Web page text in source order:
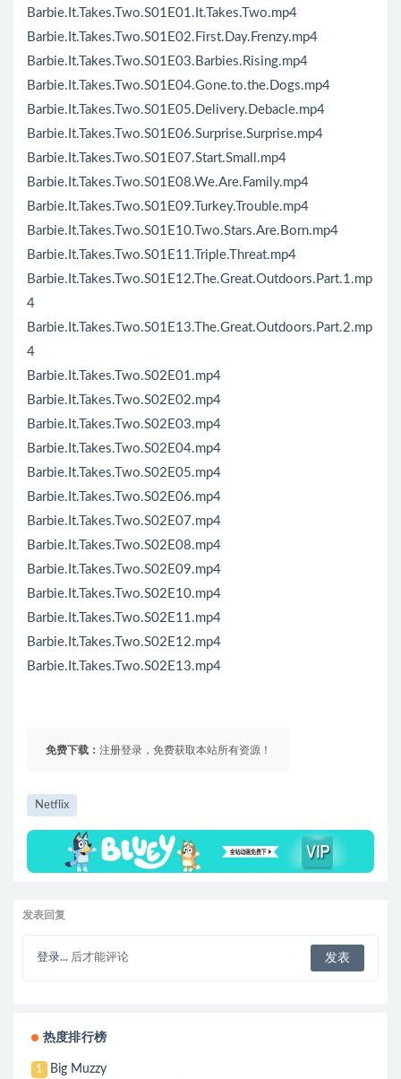
Barbie.It.Takes.Two.S01E01.It.Takes.Two.mp4
Barbie.It.Takes.Two.S01E02.First.Day.Frenzy.mp4
Barbie.It.Takes.Two.S01E03.Barbies.Rising.mp4
Barbie.It.Takes.Two.S01E04.Gone.to.the.Dogs.mp4
Barbie.It.Takes.Two.S01E05.Delivery.Debacle.mp4
Barbie.It.Takes.Two.S01E06.Surprise.Surprise.mp4
Barbie.It.Takes.Two.S01E07.Start.Small.mp4
Barbie.It.Takes.Two.S01E08.We.Are.Family.mp4
Barbie.It.Takes.Two.S01E09.Turkey.Trouble.mp4
Barbie.It.Takes.Two.S01E10.Two.Stars.Are.Born.mp4
Barbie.It.Takes.Two.S01E11.Triple.Threat.mp4
Barbie.It.Takes.Two.S01E12.The.Great.Outdoors.Part.1.mp
4
Barbie.It.Takes.Two.S01E13.The.Great.Outdoors.Part.2.mp
4
Barbie.It.Takes.Two.S02E01.mp4
Barbie.It.Takes.Two.S02E02.mp4
Barbie.It.Takes.Two.S02E03.mp4
Barbie.It.Takes.Two.S02E04.mp4
Barbie.It.Takes.Two.S02E05.mp4
Barbie.It.Takes.Two.S02E06.mp4
Barbie.It.Takes.Two.S02E07.mp4
Barbie.It.Takes.Two.S02E08.mp4
Barbie.It.Takes.Two.S02E09.mp4
Barbie.It.Takes.Two.S02E10.mp4
Barbie.It.Takes.Two.S02E11.mp4
Barbie.It.Takes.Two.S02E12.mp4
Barbie.It.Takes.Two.S02E13.mp4
免费下载： 注册登录，免费获取本站所有资源！
Netflix
发表回复
登录... 后才能评论
热度排行榜
1
Big Muzzy